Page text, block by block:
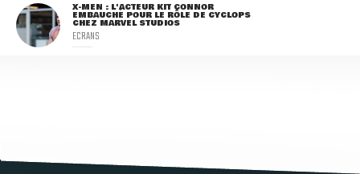
X-MEN : L'ACTEUR KIT CONNOR
EMBAUCHÉ POUR LE RÔLE DE CYCLOPS
CHEZ MARVEL STUDIOS
ECRANS